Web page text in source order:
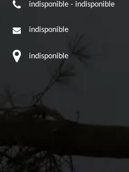
indisponible - indisponible
indisponible
indisponible